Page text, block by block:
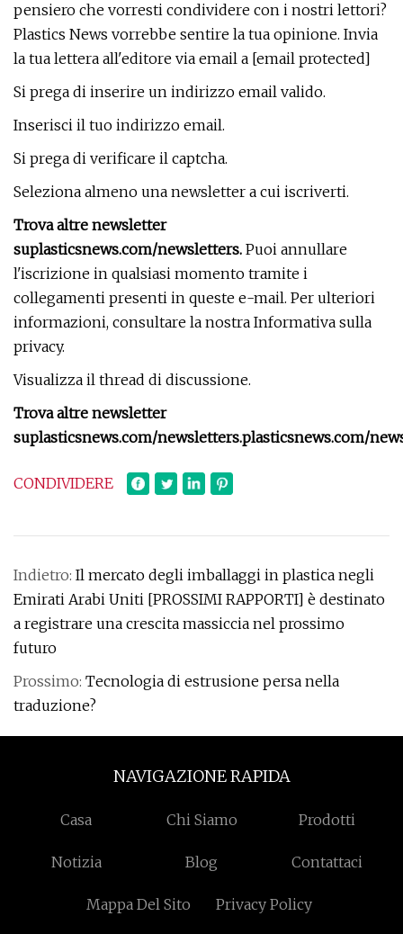
pensiero che vorresti condividere con i nostri lettori?
Plastics News vorrebbe sentire la tua opinione. Invia
la tua lettera all'editore via email a [email protected]
Si prega di inserire un indirizzo email valido.
Inserisci il tuo indirizzo email.
Si prega di verificare il captcha.
Seleziona almeno una newsletter a cui iscriverti.
Trova altre newsletter
suplasticsnews.com/newsletters. Puoi annullare
l'iscrizione in qualsiasi momento tramite i
collegamenti presenti in queste e-mail. Per ulteriori
informazioni, consultare la nostra Informativa sulla
privacy.
Visualizza il thread di discussione.
Trova altre newsletter
suplasticsnews.com/newsletters.plasticsnews.com/
CONDIVIDERE
Indietro: Il mercato degli imballaggi in plastica negli
Emirati Arabi Uniti [PROSSIMI RAPPORTI] è destinato
a registrare una crescita massiccia nel prossimo
futuro
Prossimo: Tecnologia di estrusione persa nella
traduzione?
NAVIGAZIONE RAPIDA
Casa Chi Siamo Prodotti
Notizia Blog Contattaci
Mappa Del Sito Privacy Policy